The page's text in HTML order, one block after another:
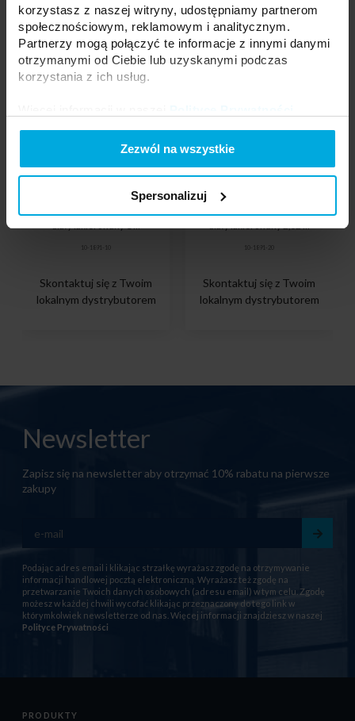
korzystasz z naszej witryny, udostępniamy partnerom
społecznościowym, reklamowym i analitycznym.
Partnerzy mogą połączyć te informacje z innymi danymi
otrzymanymi od Ciebie lub uzyskanymi podczas
korzystania z ich usług.
Zezwól na wszystkie
Spersonalizuj
Profil LUMINES typ SOLVIA
biały lakierowany 1 m
10-1891-10
Skontaktuj się z Twoim
lokalnym dystrybutorem
Profil LUMINES typ SOLVIA
biały lakierowany 2,02 m
10-1891-20
Skontaktuj się z Twoim
lokalnym dystrybutorem
Newsletter
Zapisz się na newsletter aby otrzymać 10% rabatu na pierwsze
zakupy
Podając adres email i klikając strzałkę wyrażasz zgodę na otrzymywanie
informacji handlowej pocztą elektroniczną. Wyrażasz też zgodę na
przetwarzanie Twoich danych osobowych (adresu email) w tym celu. Zgodę
możesz w każdej chwili wycofać klikając przeznaczony do tego link w
którymkolwiek newsletterze od nas. Więcej informacji znajdziesz w naszej
Polityce Prywatności
PRODUKTY